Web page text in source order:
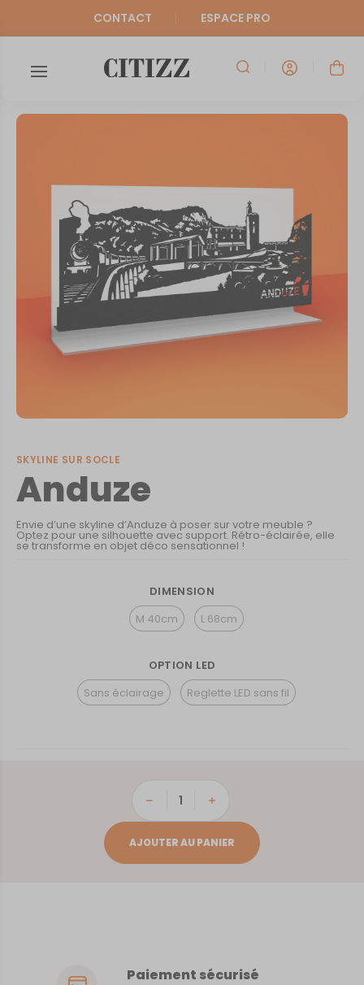
CONTACT ESPACE PRO
SKYLINE SUR SOCLE
Anduze
Envie d’une skyline d’Anduze à poser sur votre meuble ?
Optez pour une silhouette avec support. Rétro-éclairée, elle
se transforme en objet déco sensationnel !
DIMENSION
M 40cm
L 68cm
OPTION LED
Sans éclairage
Reglette LED sans fil
quantité
Anduze
AJOUTER AU PANIER
Paiement sécurisé